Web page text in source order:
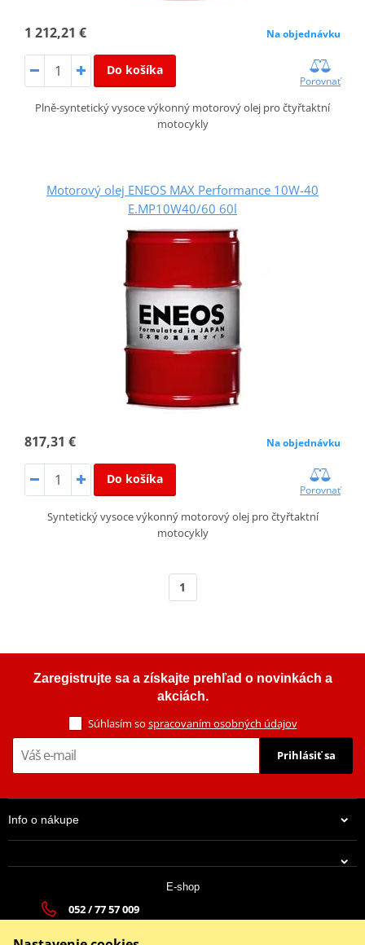
1 212,21 € Na objednávku
Do košíka
Porovnať
Plně-syntetický vysoce výkonný motorový olej pro čtyřtaktní
motocykly
Motorový olej ENEOS MAX Performance 10W-40
E.MP10W40/60 60l
817,31 € Na objednávku
Do košíka
Porovnať
Syntetický vysoce výkonný motorový olej pro čtyřtaktní
motocykly
1
Zaregistrujte sa a získajte prehľad o novinkách a
akciách.
Súhlasím so spracovaním osobných údajov
Prihlásiť sa
Info o nákupe
E-shop
052 / 77 57 009